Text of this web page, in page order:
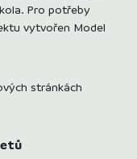
Pro potřeby
vytvořen Model
stránkách